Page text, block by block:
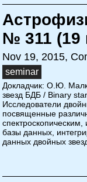
№ 311 (19
Nov 19, 2015,
seminar
Докладчик: О.Ю.
звезд БДБ / Binary
Исследователи
посвященные
базы данных,
данных двойных